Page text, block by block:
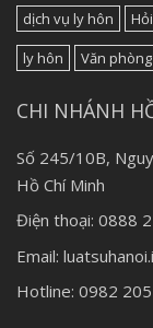
dịch vụ ly hôn
ly hôn
Văn
CHI NHÁNH
Số 245/10B,
Hồ Chí Minh
Điện thoại: 0888
Email:
Hotline: 0982